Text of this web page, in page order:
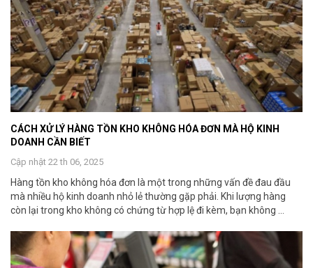
CÁCH XỬ LÝ HÀNG TỒN KHO KHÔNG HÓA ĐƠN MÀ HỘ KINH
DOANH CẦN BIẾT
Cập nhật 22 th 06, 2025
Hàng tồn kho không hóa đơn là một trong những vấn đề đau đầu
mà nhiều hộ kinh doanh nhỏ lẻ thường gặp phải. Khi lượng hàng
còn lại trong kho không có chứng từ hợp lệ đi kèm, bạn không ...